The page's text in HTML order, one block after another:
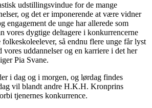
udstillingsvindue for de mange
og det er imponerende at være vidner
engagement de unge har allerede som
vores dygtige deltagere i konkurrencerne
folkeskoleelever, så endnu flere unge får lyst
uddannelser og en karriere i det her
Pia Svane.
i dag og i morgen, og lørdag findes
vil blandt andre H.K.H. Kronprins
tjenernes konkurrence.